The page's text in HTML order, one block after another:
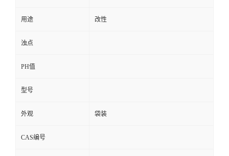
用途 改性
浊点
PH值
型号
外观 袋装
CAS编号